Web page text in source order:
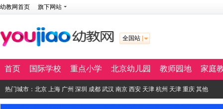
幼教网首页 旗下网站
全国站
首页 国际学校 重点小学 北京幼儿园 教师园地 家庭
热门城市： 北京 上海 广州 深圳 成都 武汉 南京 西安 天津 杭州 天津 重庆 其他